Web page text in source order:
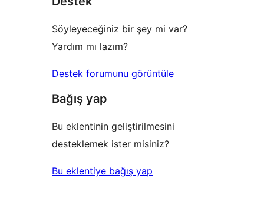
Söyleyeceğiniz bir şey mi var?
Yardım mı lazım?
Destek forumunu görüntüle
Bağış yap
Bu eklentinin geliştirilmesini
desteklemek ister misiniz?
Bu eklentiye bağış yap